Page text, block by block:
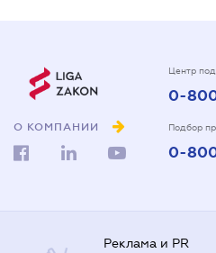
О КОМПАНИИ
Центр
0-
Подбор
0-
Реклама и PR